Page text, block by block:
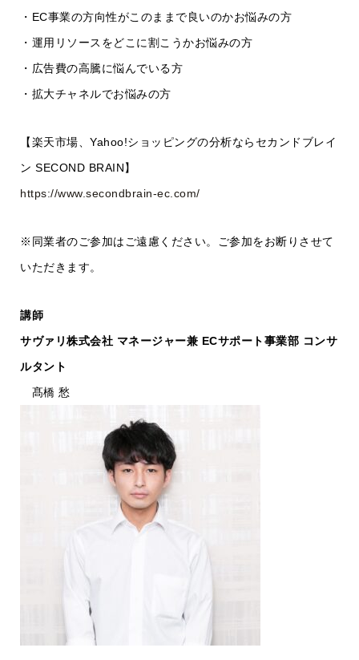
・EC事業の方向性がこのままで良いのかお悩みの方
・運用リソースをどこに割こうかお悩みの方
・広告費の高騰に悩んでいる方
・拡大チャネルでお悩みの方
【楽天市場、Yahoo!ショッピングの分析ならセカンドブレイ
ン SECOND BRAIN】
https://www.secondbrain-ec.com/
※同業者のご参加はご遠慮ください。ご参加をお断りさせて
いただきます。
講師
サヴァリ株式会社 マネージャー兼 ECサポート事業部 コンサ
ルタント
髙橋 愁